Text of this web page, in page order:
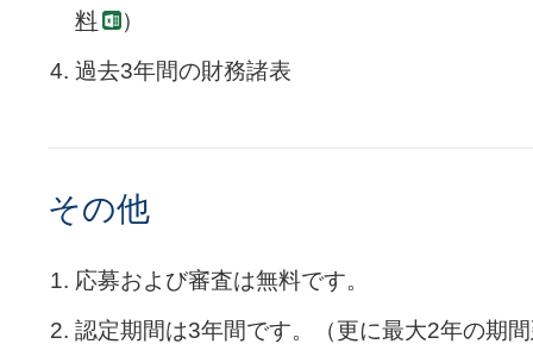
料
）
過去3年間の財務諸表
その他
応募および審査は無料です。
認定期間は3年間です。（更に最大2年の期